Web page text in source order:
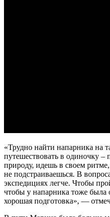
«Трудно найти напарника на
путешествовать в одиночку –
природу, идешь в своем
не подстраиваешься. В
экспедициях легче. Чтобы
чтобы у напарника тоже была
хорошая подготовка», —